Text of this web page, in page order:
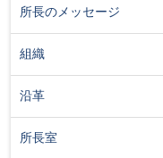
所長のメッセージ
組織
沿革
所長室